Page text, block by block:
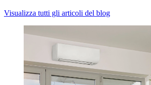
Visualizza tutti gli articoli del blog